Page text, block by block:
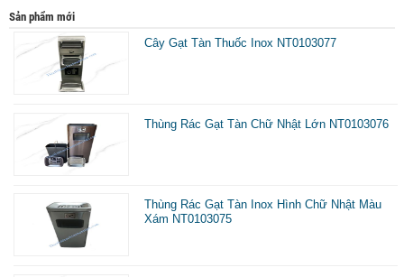
Sản phẩm mới
Cây Gạt Tàn Thuốc Inox NT0103077
Thùng Rác Gạt Tàn Chữ Nhật Lớn NT0103076
Thùng Rác Gạt Tàn Inox Hình Chữ Nhật Màu
Xám NT0103075